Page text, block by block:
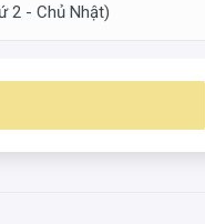
2 - Chủ Nhật)